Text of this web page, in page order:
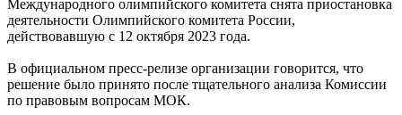
Международного олимпийского комитета снята приостановка
деятельности Олимпийского комитета России,
действовавшую с 12 октября 2023 года.
В официальном пресс-релизе организации говорится, что
решение было принято после тщательного анализа Комиссии
по правовым вопросам МОК.